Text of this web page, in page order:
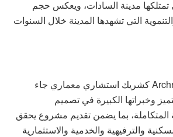
تمتلكها مدينة السادات، ويعكس حجم
التي تشهدها المدينة خلال السنوات
وأضاف أن اختيار Archrete كشريك استشاري معماري جاء
وخبراتها الكبيرة في تصميم
المتكاملة، بما يضمن تقديم مشروع يحقق
والترفيهية والخدمية والاستثمارية